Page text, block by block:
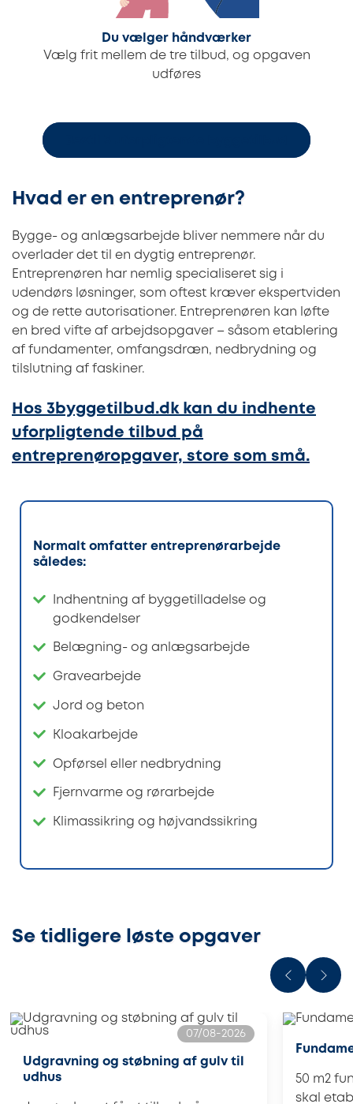
Du vælger håndværker
Vælg frit mellem de tre tilbud, og opgaven
udføres
Hvad er en entreprenør?
Bygge- og anlægsarbejde bliver nemmere når du
overlader det til en dygtig entreprenør.
Entreprenøren har nemlig specialiseret sig i
udendørs løsninger, som oftest kræver ekspertviden
og de rette autorisationer. Entreprenøren kan løfte
en bred vifte af arbejdsopgaver – såsom etablering
af fundamenter, omfangsdræn, nedbrydning og
tilslutning af faskiner.
Hos 3byggetilbud.dk kan du indhente
uforpligtende tilbud på
entreprenøropgaver, store som små.
Normalt omfatter entreprenørarbejde
således:
Indhentning af byggetilladelse og
godkendelser
Belægning- og anlægsarbejde
Gravearbejde
Jord og beton
Kloakarbejde
Opførsel eller nedbrydning
Fjernvarme og rørarbejde
Klimassikring og højvandssikring
Se tidligere løste opgaver
07/08-2026
Udgravning og støbning af gulv til
udhus
50 m2
skal